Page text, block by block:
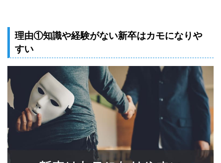
理由①知識や経験がない新卒はカモになりや
すい